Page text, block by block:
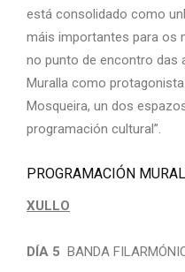
está consolidado como
máis importantes para os
no punto de encontro das
Muralla como
Mosqueira, un dos
programación cultural”.
PROGRAMACIÓN
XULLO
DÍA 5 BANDA